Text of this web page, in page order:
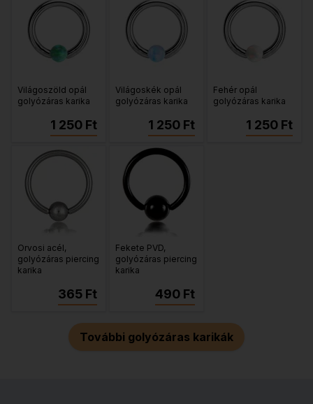
Világoszöld opál
golyózáras karika
1 250 Ft
Világoskék opál
golyózáras karika
1 250 Ft
Fehér opál
golyózáras karika
1 250 Ft
Orvosi acél,
golyózáras piercing
karika
365 Ft
Fekete PVD,
golyózáras piercing
karika
490 Ft
További golyózáras karikák